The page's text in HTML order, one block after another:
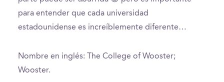
para entender que cada universidad
estadounidense es increíblemente diferente…
Nombre en inglés: The College of Wooster;
Wooster.